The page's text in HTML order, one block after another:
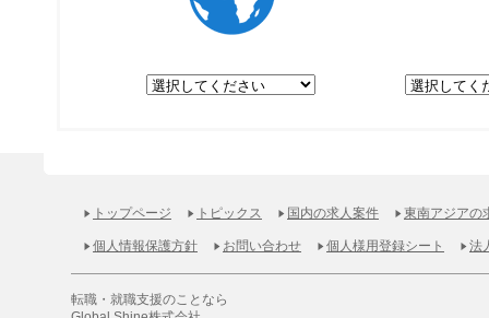
トップページ トピックス 国内の求人案件 東南アジアの
個人情報保護方針 お問い合わせ 個人様用登録シート 法
転職・就職支援のことなら